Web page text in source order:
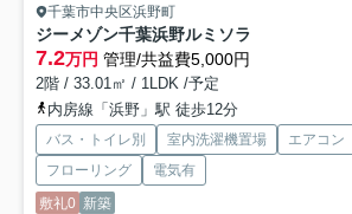
千葉市中央区浜野町
ジーメゾン千葉浜野ルミソラ
7.2万円 管理/共益費5,000円
2階 / 33.01㎡ / 1LDK /予定
内房線「浜野」駅 徒歩12分
バス・トイレ別 室内洗濯機置場 エアコン
フローリング
電気有
敷礼0 新築